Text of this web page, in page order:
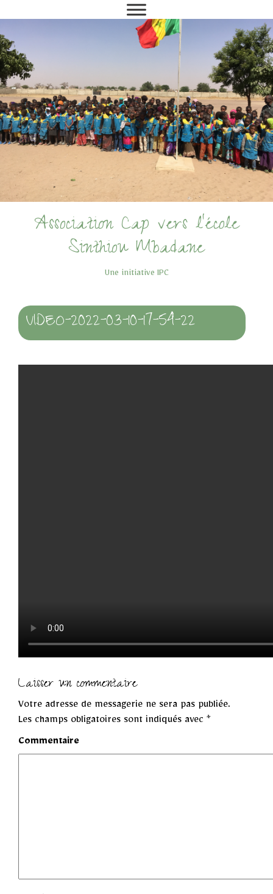
Association Cap vers l'école
Sinthiou Mbadane
Une initiative IPC
VIDEO-2022-03-10-17-54-22
Laisser un commentaire
Votre adresse de messagerie ne sera pas publiée.
Les champs obligatoires sont indiqués avec *
Commentaire